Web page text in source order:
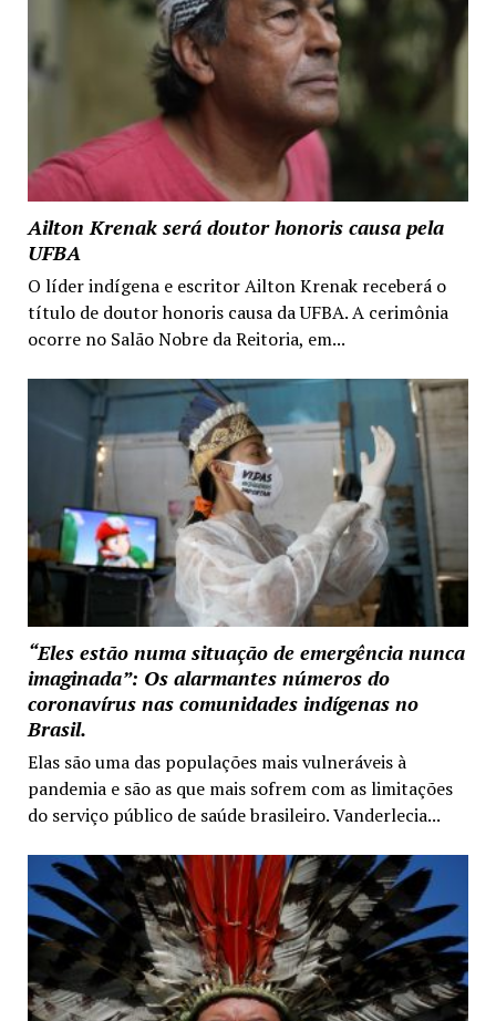
Ailton Krenak será doutor honoris causa pela
UFBA
O líder indígena e escritor Ailton Krenak receberá o
título de doutor honoris causa da UFBA. A cerimônia
ocorre no Salão Nobre da Reitoria, em...
“Eles estão numa situação de emergência nunca
imaginada”: Os alarmantes números do
coronavírus nas comunidades indígenas no
Brasil.
Elas são uma das populações mais vulneráveis à
pandemia e são as que mais sofrem com as limitações
do serviço público de saúde brasileiro. Vanderlecia...